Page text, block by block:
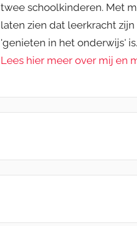
twee schoolkinderen. Met
laten zien dat leerkracht
'genieten in het onderwijs' is.
Lees hier meer over mij en